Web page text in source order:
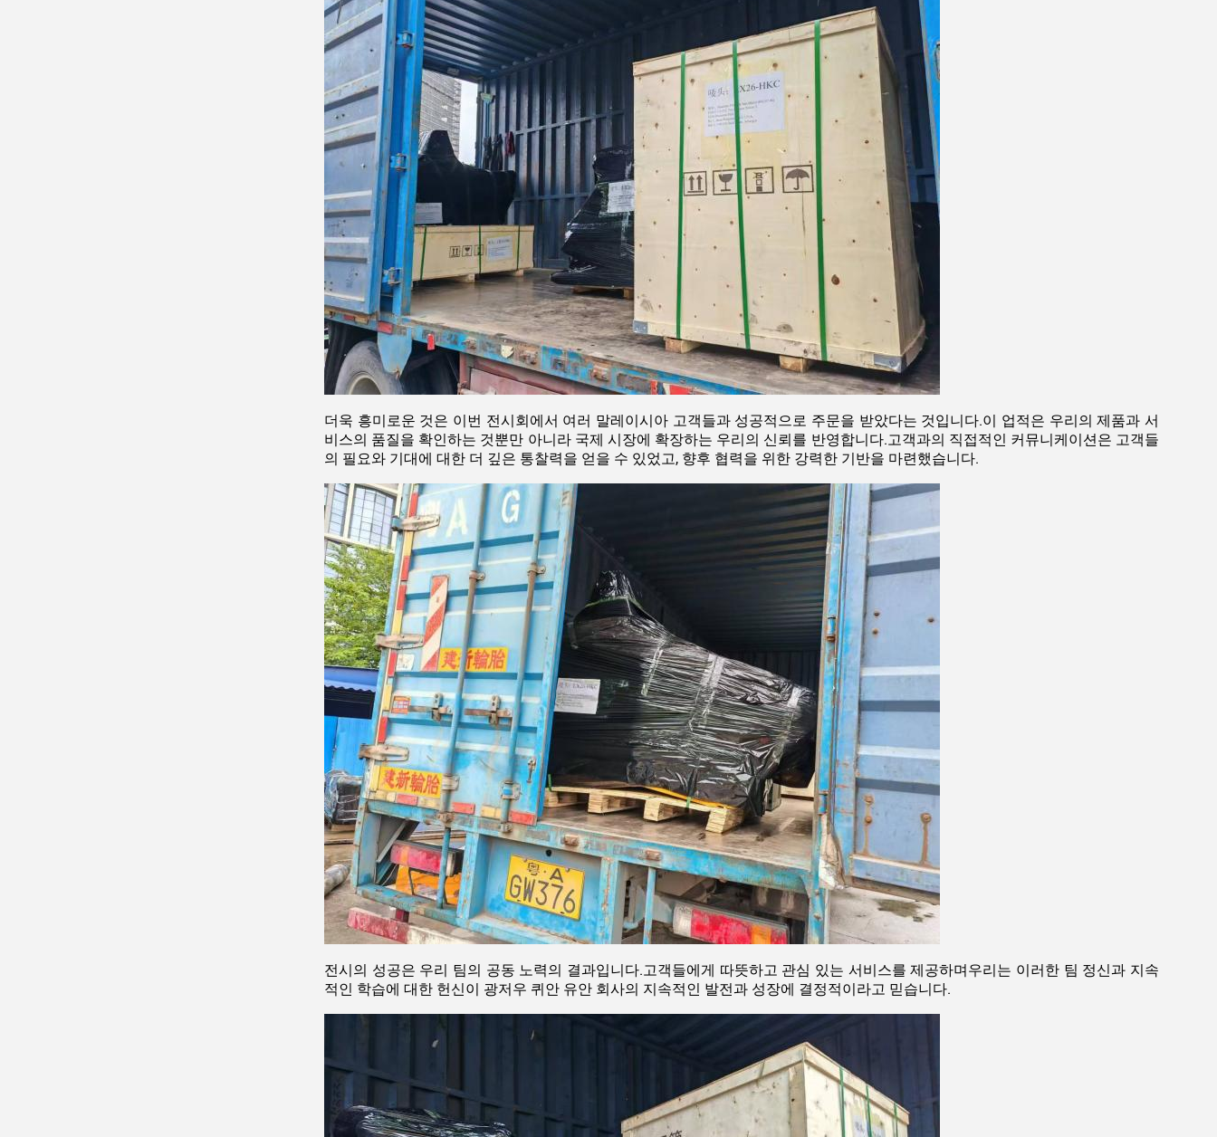
더욱 흥미로운 것은 이번 전시회에서 여러 말레이시아 고객들과 성공적으로 주문을 받았다는 것입니다.이 업적은 우리의 제품과 서
비스의 품질을 확인하는 것뿐만 아니라 국제 시장에 확장하는 우리의 신뢰를 반영합니다.고객과의 직접적인 커뮤니케이션은 고객들
의 필요와 기대에 대한 더 깊은 통찰력을 얻을 수 있었고, 향후 협력을 위한 강력한 기반을 마련했습니다.
전시의 성공은 우리 팀의 공동 노력의 결과입니다.고객들에게 따뜻하고 관심 있는 서비스를 제공하며우리는 이러한 팀 정신과 지속
적인 학습에 대한 헌신이 광저우 퀴안 유안 회사의 지속적인 발전과 성장에 결정적이라고 믿습니다.